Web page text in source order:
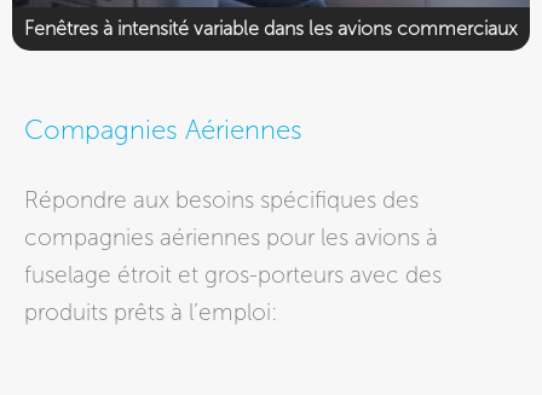
Fenêtres à intensité variable dans les avions commerciaux
Compagnies Aériennes
Répondre aux besoins spécifiques des
compagnies aériennes pour les avions à
fuselage étroit et gros-porteurs avec des
produits prêts à l’emploi: